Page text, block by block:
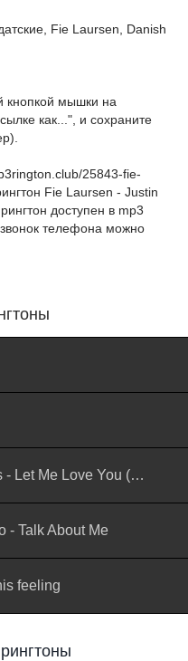
Fie Lаursen, Danish
кнопкой мышки на
как...", и сохраните
25843-fie-
Fie Lаursen - Justin
доступен в mp3
телефона можно
Justin Bieber x Emma Heesters - Let Me Love You (Koni Remix)
- Talk About Me
feeling